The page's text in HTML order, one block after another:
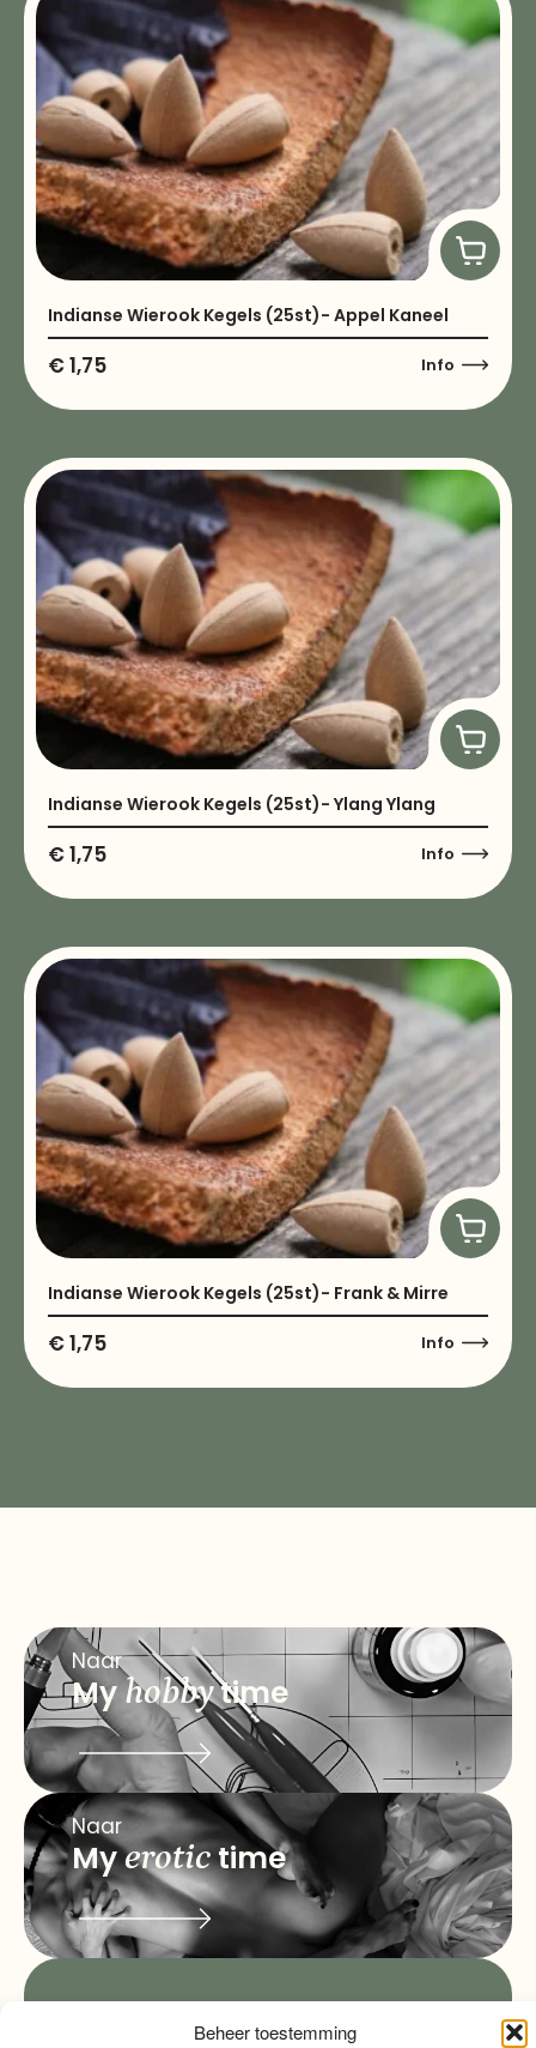
Beheer toestemming
Indianse Wierook Kegels (25st)- Appel Kaneel
€1,75 Info
Indianse Wierook Kegels (25st)- Ylang Ylang
€1,75 Info
Indianse Wierook Kegels (25st)- Frank & Mirre
€1,75 Info
Naar
Myhobbytime
Naar
Myerotictime